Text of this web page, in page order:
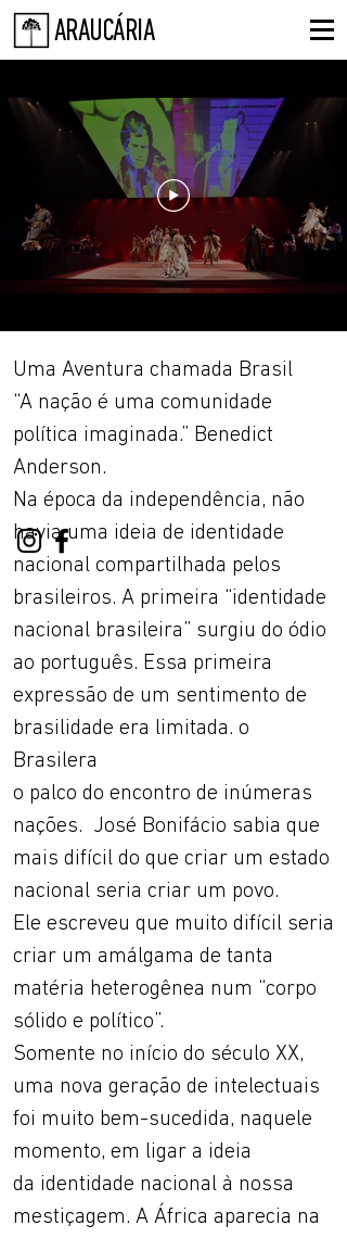
ARAUCÁRIA
Uma Aventura chamada Brasil
“A nação é uma comunidade
política imaginada.” Benedict
Anderson.
Na época da independência, não
havia uma ideia de identidade
nacional compartilhada pelos
brasileiros. A primeira “identidade
nacional brasileira” surgiu do ódio
ao português. Essa primeira
expressão de um sentimento de
brasilidade era limitada. o
Brasilera
o palco do encontro de inúmeras
nações. José Bonifácio sabia que
mais difícil do que criar um estado
nacional seria criar um povo.
Ele escreveu que muito difícil seria
criar um amálgama de tanta
matéria heterogênea num “corpo
sólido e político”.
Somente no início do século XX,
uma nova geração de intelectuais
foi muito bem-sucedida, naquele
momento, em ligar a ideia
da identidade nacional à nossa
mestiçagem. A África aparecia na